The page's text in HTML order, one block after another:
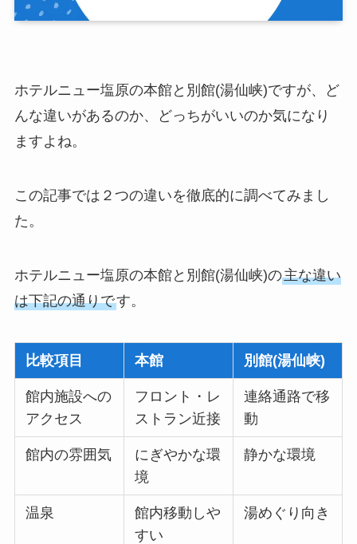
ホテルニュー塩原の本館と別館(湯仙峡)ですが、ど
んな違いがあるのか、どっちがいいのか気になり
ますよね。
この記事では２つの違いを徹底的に調べてみまし
た。
ホテルニュー塩原の本館と別館(湯仙峡)の主な違い
は下記の通りです。
比較項目 本館 別館(湯仙峡)
館内施設への
アクセス
フロント・レ
ストラン近接
連絡通路で移
動
館内の雰囲気
にぎやかな環
境
静かな環境
温泉
館内移動しや
すい
湯めぐり向き